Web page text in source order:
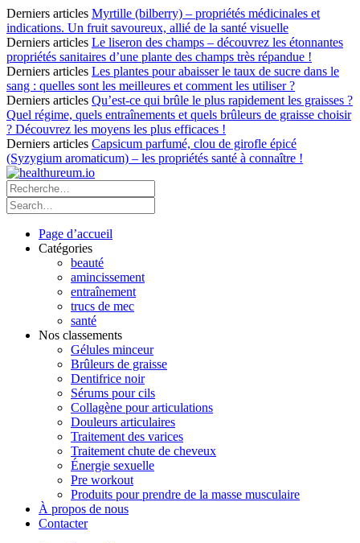
Derniers articles Myrtille (bilberry) – propriétés médicinales et
indications. Un fruit savoureux, allié de la santé visuelle
Derniers articles Le liseron des champs – découvrez les étonnantes
propriétés sanitaires d’une plante des champs très répandue !
Derniers articles Les plantes pour abaisser le taux de sucre dans le
sang : quelles sont les meilleures et comment les utiliser ?
Derniers articles Qu’est-ce qui brûle le plus rapidement les graisses ?
Quel régime, quels entraînements et quels brûleurs de graisse choisir
? Découvrez les moyens les plus efficaces !
Derniers articles Capsicum parfumé, clou de girofle épicé
(Syzygium aromaticum) – les propriétés santé à connaître !
Page d’accueil
Catégories
beauté
amincissement
entraînement
trucs de mec
santé
Nos classements
Gélules minceur
Brûleurs de graisse
Dentifrice noir
Sérums pour cils
Collagène pour articulations
Douleurs articulaires
Traitement des varices
Traitement chute de cheveux
Énergie sexuelle
Pre workout
Produits pour prendre de la masse musculaire
À propos de nous
Contacter